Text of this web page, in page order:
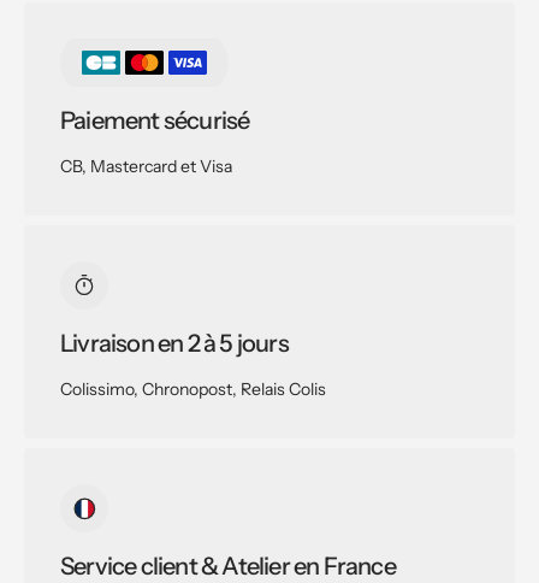
Paiement sécurisé
CB, Mastercard et Visa
Livraison en 2 à 5 jours
Colissimo, Chronopost, Relais Colis
Service client & Atelier en France